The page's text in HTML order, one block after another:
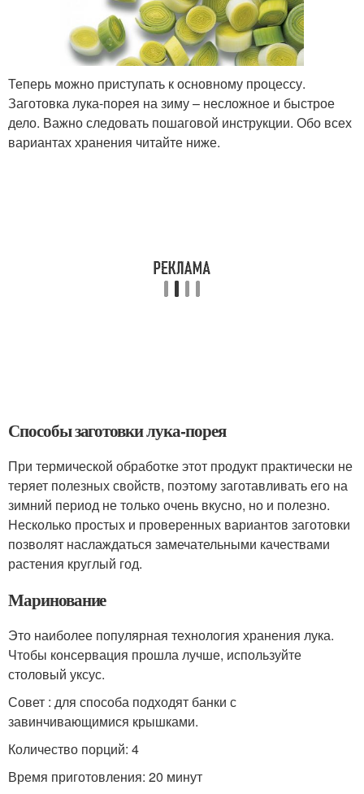
Теперь можно приступать к основному процессу.
Заготовка лука-порея на зиму – несложное и быстрое
дело. Важно следовать пошаговой инструкции. Обо всех
вариантах хранения читайте ниже.
Способы заготовки лука-порея
При термической обработке этот продукт практически не
теряет полезных свойств, поэтому заготавливать его на
зимний период не только очень вкусно, но и полезно.
Несколько простых и проверенных вариантов заготовки
позволят наслаждаться замечательными качествами
растения круглый год.
Маринование
Это наиболее популярная технология хранения лука.
Чтобы консервация прошла лучше, используйте
столовый уксус.
Совет : для способа подходят банки с
завинчивающимися крышками.
Количество порций: 4
Время приготовления: 20 минут